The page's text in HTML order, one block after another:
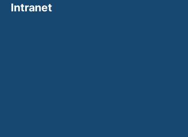
Intranet(external link, opens in a